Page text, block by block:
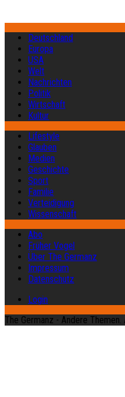
Deutschland
Europa
USA
Welt
Nachrichten
Politik
Wirtschaft
Kultur
Lifestyle
Glauben
Medien
Geschichte
Sport
Familie
Verteidigung
Wissenschaft
Abo
Früher Vogel
Über The Germanz
Impressum
Datenschutz
Login
The Germanz - Andere